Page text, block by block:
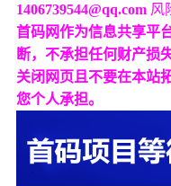
1406739544@qq.com 风
首码网作为信息共享平
断，不承担任何财产损
关闭网页且不要在本站
您个人承担。